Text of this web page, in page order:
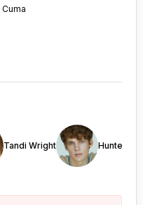
Tandi Wright Hunter